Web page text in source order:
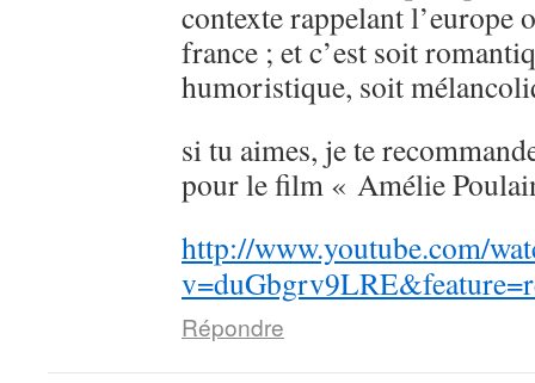
contexte rappelant l’europe
france ; et c’est soit
humoristique, soit
si tu aimes, je te
pour le film « Amélie
http://www.youtube.com/
Répondre